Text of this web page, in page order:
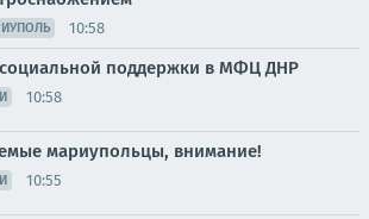
10:58
поддержки в МФЦ ДНР
10:58
мариупольцы, внимание!
10:55